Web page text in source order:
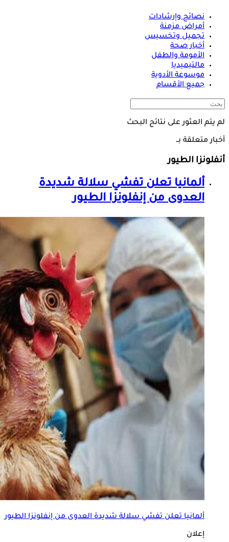
نصائح وإرشادات
أمراض مزمنة
تجميل وتخسيس
أخبار صحة
الأمومة والطفل
مالتيميديا
موسوعة الأدوية
جميع الأقسام
لم يتم العثور على نتائج البحث
أخبار متعلقة بــ
أنفلونزا الطيور
ألمانيا تعلن تفشي سلالة شديدة
العدوى من إنفلونزا الطيور
ألمانيا تعلن تفشي سلالة شديدة العدوى من إنفلونزا الطيور
إعلان